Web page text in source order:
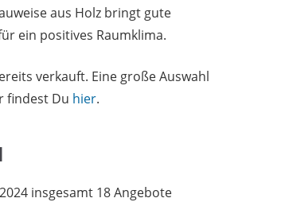
aus Holz bringt gute
ein positives Raumklima.
verkauft. Eine große Auswahl
findest Du hier.
insgesamt 18 Angebote